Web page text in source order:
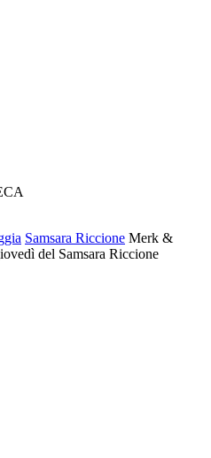
Samsara Riccione Merk &
del Samsara Riccione